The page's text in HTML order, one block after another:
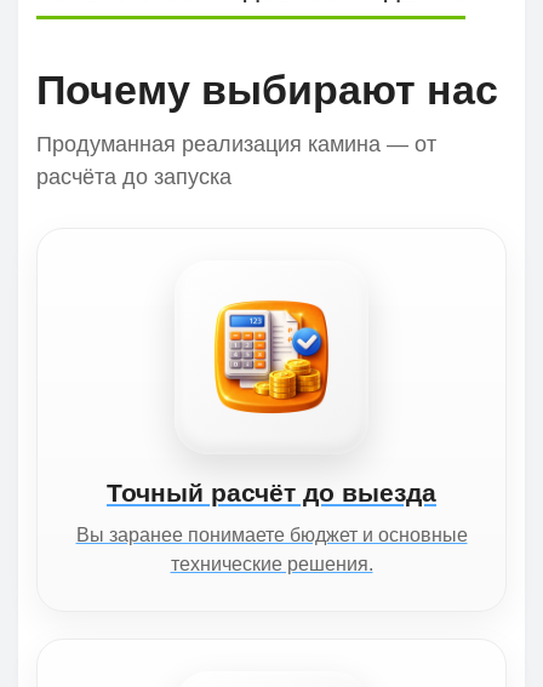
Почему выбирают нас
Продуманная реализация камина — от
расчёта до запуска
Точный расчёт до выезда
Вы заранее понимаете бюджет и основные
технические решения.